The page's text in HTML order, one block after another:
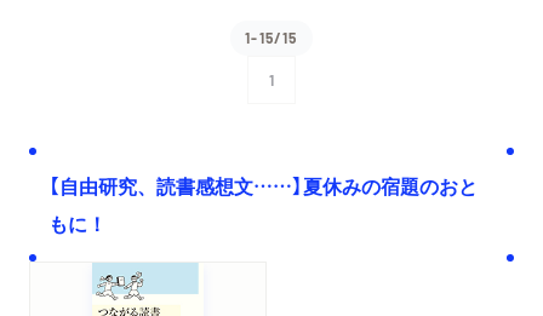
1-15/15
1
【自由研究、読書感想文……】夏休みの宿題のおと
もに！